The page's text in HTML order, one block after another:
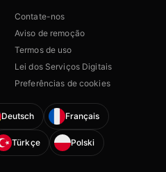
Contate-nos
Aviso de remoção
Termos de uso
Lei dos Serviços Digitais
Preferências de cookies
Deutsch Français
Türkçe Polski